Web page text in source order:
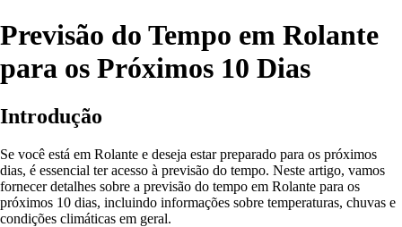
Previsão do Tempo em Rolante
para os Próximos 10 Dias
Introdução
Se você está em Rolante e deseja estar preparado para os próximos
dias, é essencial ter acesso à previsão do tempo. Neste artigo, vamos
fornecer detalhes sobre a previsão do tempo em Rolante para os
próximos 10 dias, incluindo informações sobre temperaturas, chuvas e
condições climáticas em geral.